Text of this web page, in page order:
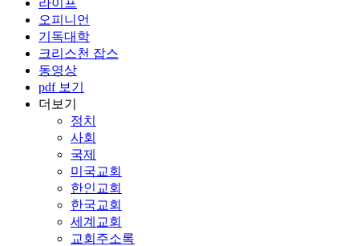
라이프
오피니언
기독대학
크리스천 잡스
동영상
pdf 보기
더보기
정치
사회
국제
미국교회
한인교회
한국교회
세계교회
교회주소록